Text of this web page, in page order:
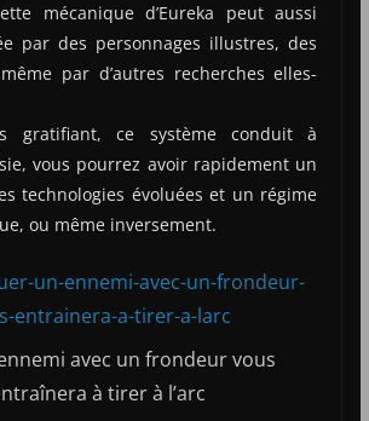
mécanique d’Eureka peut aussi
par des personnages illustres, des
par d’autres recherches elles-
gratifiant, ce système conduit à
vous pourrez avoir rapidement un
technologies évoluées et un régime
ou même inversement.
avec un frondeur vous
à tirer à l’arc